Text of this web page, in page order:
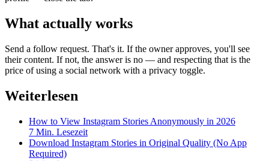
What actually works
Send a follow request. That's it. If the owner approves, you'll see
their content. If not, the answer is no — and respecting that is the
price of using a social network with a privacy toggle.
Weiterlesen
How to View Instagram Stories Anonymously in 2026
7 Min. Lesezeit
Download Instagram Stories in Original Quality (No App
Required)